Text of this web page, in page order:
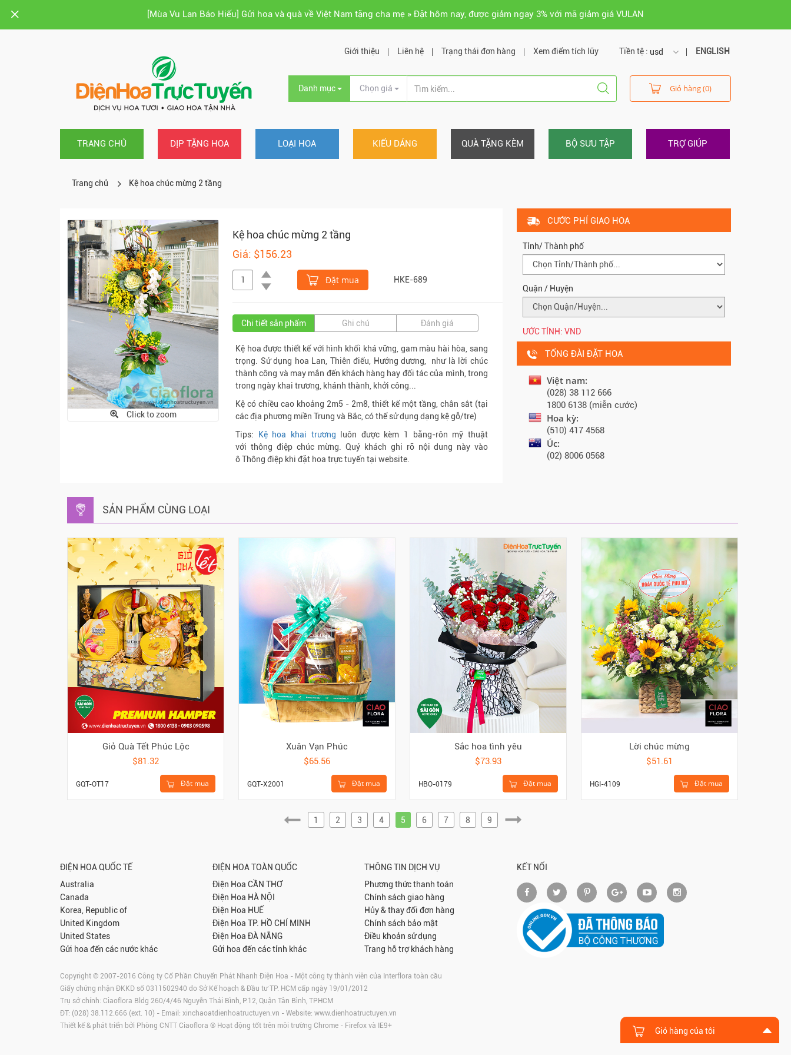
[Mùa Vu Lan Báo Hiếu] Gửi hoa và quà về Việt Nam tặng cha mẹ » Đặt hôm nay, được giảm ngay 3% với mã giảm giá VULAN
Tiền tệ : usd
usd
vnd
ENGLISH
Giới thiệu Liên hệ Trạng thái đơn hàng Xem điểm tích lũy
Danh mục Chọn giá Giỏ hàng (0)
TRANG CHỦ DỊP TẶNG HOA LOẠI HOA KIỂU DÁNG QUÀ TẶNG KÈM BỘ SƯU TẬP TRỢ GIÚP
Trang chủ Kệ hoa chúc mừng 2 tầng
Click to zoom
Kệ hoa chúc mừng 2 tầng
Giá: $156.23
Đặt mua HKE-689
Chi tiết sản phẩm Ghi chú Đánh giá
Kệ hoa được thiết kế với hình khối khá vững, gam màu hài hòa, sang
trọng. Sử dụng hoa Lan, Thiên điểu, Hướng dương, như là lời chúc
thành công và may mắn đến khách hàng hay đối tác của mình, trong
trong ngày khai trương, khánh thành, khởi công...
Kệ có chiều cao khoảng 2m5 - 2m8, thiết kế một tầng, chân sắt (tại
các địa phương miền Trung và Bắc, có thể sử dụng dạng kệ gỗ/tre)
Tips:
Kệ hoa khai trương luôn được kèm 1 băng-rôn mỹ thuật
với thông điệp chúc mừng. Quý khách ghi rõ nội dung này vào
ô Thông điệp khi đặt hoa trực tuyến tại website.
CƯỚC PHÍ GIAO HOA
Tỉnh/ Thành phố
Quận / Huyện
ƯỚC TÍNH: VND
TỔNG ĐÀI ĐẶT HOA
Việt nam:
(028) 38 112 666
1800 6138 (miễn cước)
Hoa kỳ:
(510) 417 4568
Úc:
(02) 8006 0568
SẢN PHẨM CÙNG LOẠI
Giỏ Quà Tết Phúc Lộc
$81.32
Đặt mua
GQT-OT17
Xuân Vạn Phúc
$65.56
Đặt mua
GQT-X2001
Sắc hoa tình yêu
$73.93
Đặt mua
HBO-0179
Lời chúc mừng
$51.61
Đặt mua
HGI-4109
1 2 3 4 5 6 7 8 9
ĐIỆN HOA QUỐC TẾ
Australia
Canada
Korea, Republic of
United Kingdom
United States
Gửi hoa đến các nước khác
ĐIỆN HOA TOÀN QUỐC
Điện Hoa CẦN THƠ
Điện Hoa HÀ NỘI
Điện Hoa HUẾ
Điện Hoa TP. HỒ CHÍ MINH
Điện Hoa ĐÀ NẴNG
Gửi hoa đến các tỉnh khác
THÔNG TIN DỊCH VỤ
Phương thức thanh toán
Chính sách giao hàng
Hủy & thay đổi đơn hàng
Chính sách bảo mật
Điều khoản sử dụng
Trang hỗ trợ khách hàng
Copyright © 2007-2016 Công ty Cổ Phần Chuyển Phát Nhanh Điện Hoa - Một công ty thành viên của Interflora toàn cầu
Giấy chứng nhận ĐKKD số 0311502940 do Sở Kế hoạch & Đầu tư TP. HCM cấp ngày 19/01/2012
Trụ sở chính: Ciaoflora Bldg 260/4/46 Nguyễn Thái Bình, P.12, Quận Tân Bình, TPHCM
ĐT: (028) 38.112.666 (ext. 10) - Email: xinchaoatdienhoatructuyen.vn - Website: www.dienhoatructuyen.vn
Thiết kế & phát triển bởi Phòng CNTT Ciaoflora ® Hoạt động tốt trên môi trường Chrome - Firefox và IE9+
KẾT NỐI
Giỏ hàng của tôi